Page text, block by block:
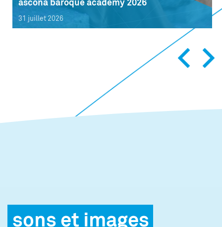
31 juillet 2026
sons et images